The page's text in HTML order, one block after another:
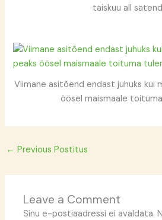
täiskuu all
Viimane asitõend endast juhuks kui
öösel maismaale
← Previous Postitus
Leave a Comment
Sinu e-postiaadressi ei avaldata.